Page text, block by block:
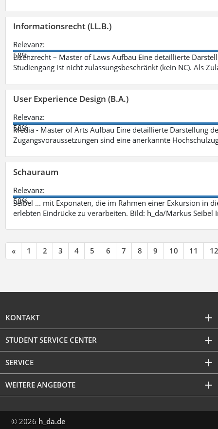
Informationsrecht (LL.B.)
Relevanz:
58%
Lizenzrecht – Master of Laws Aufbau Eine detaillierte
Studiengang ist nicht zulassungsbeschränkt (kein NC). Als
User Experience Design (B.A.)
Relevanz:
58%
Media - Master of Arts Aufbau Eine detaillierte Darstellung
Zugangsvoraussetzungen sind eine anerkannte
Schauraum
Relevanz:
58%
Seibel ... mit Exponaten, die im Rahmen einer Exkursion in
erlebten Eindrücke zu verarbeiten. Bild: h_da/Markus Seibel
« 1 2 3 4 5 6 7 8 9 10 11 12
KONTAKT
STUDENT SERVICE CENTER
SERVICE
WEITERE ANGEBOTE
© 2026 h_da.de